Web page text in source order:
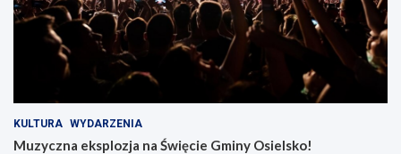
KULTURA WYDARZENIA
Muzyczna eksplozja na Święcie Gminy Osielsko!